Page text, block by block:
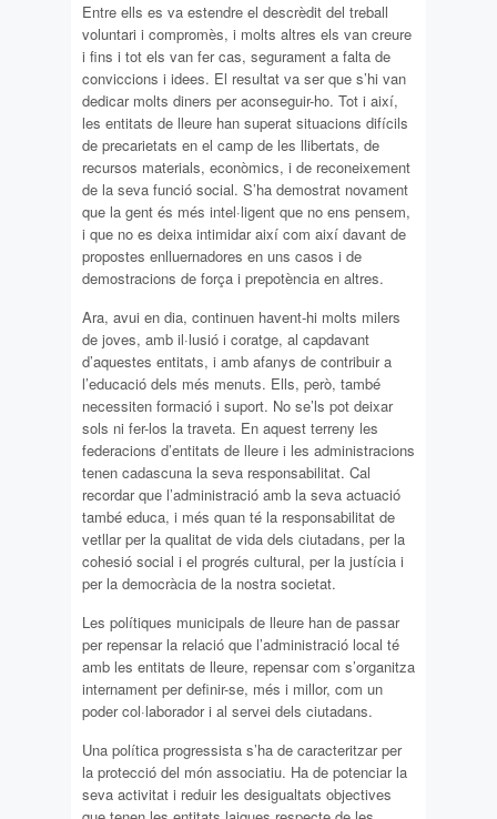
Entre ells es va estendre el descrèdit del treball
voluntari i compromès, i molts altres els van creure
i fins i tot els van fer cas, segurament a falta de
conviccions i idees. El resultat va ser que s’hi van
dedicar molts diners per aconseguir-ho. Tot i així,
les entitats de lleure han superat situacions difícils
de precarietats en el camp de les llibertats, de
recursos materials, econòmics, i de reconeixement
de la seva funció social. S’ha demostrat novament
que la gent és més intel·ligent que no ens pensem,
i que no es deixa intimidar així com així davant de
propostes enlluernadores en uns casos i de
demostracions de força i prepotència en altres.
Ara, avui en dia, continuen havent-hi molts milers
de joves, amb il·lusió i coratge, al capdavant
d’aquestes entitats, i amb afanys de contribuir a
l’educació dels més menuts. Ells, però, també
necessiten formació i suport. No se’ls pot deixar
sols ni fer-los la traveta. En aquest terreny les
federacions d’entitats de lleure i les administracions
tenen cadascuna la seva responsabilitat. Cal
recordar que l’administració amb la seva actuació
també educa, i més quan té la responsabilitat de
vetllar per la qualitat de vida dels ciutadans, per la
cohesió social i el progrés cultural, per la justícia i
per la democràcia de la nostra societat.
Les polítiques municipals de lleure han de passar
per repensar la relació que l’administració local té
amb les entitats de lleure, repensar com s’organitza
internament per definir-se, més i millor, com un
poder col·laborador i al servei dels ciutadans.
Una política progressista s’ha de caracteritzar per
la protecció del món associatiu. Ha de potenciar la
seva activitat i reduir les desigualtats objectives